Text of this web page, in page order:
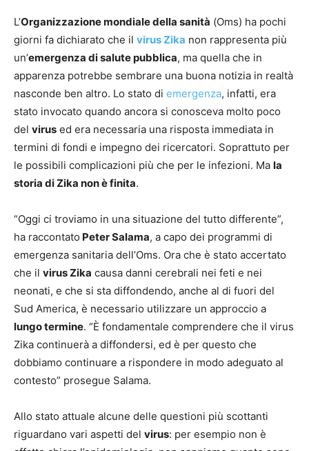
L’Organizzazione mondiale della sanità (Oms) ha pochi
giorni fa dichiarato che il virus Zika non rappresenta più
un’emergenza di salute pubblica, ma quella che in
apparenza potrebbe sembrare una buona notizia in realtà
nasconde ben altro. Lo stato di emergenza, infatti, era
stato invocato quando ancora si conosceva molto poco
del virus ed era necessaria una risposta immediata in
termini di fondi e impegno dei ricercatori. Soprattuto per
le possibili complicazioni più che per le infezioni. Ma la
storia di Zika non è finita.
“Oggi ci troviamo in una situazione del tutto differente”,
ha raccontato Peter Salama, a capo dei programmi di
emergenza sanitaria dell’Oms. Ora che è stato accertato
che il virus Zika causa danni cerebrali nei feti e nei
neonati, e che si sta diffondendo, anche al di fuori del
Sud America, è necessario utilizzare un approccio a
lungo termine. “È fondamentale comprendere che il virus
Zika continuerà a diffondersi, ed è per questo che
dobbiamo continuare a rispondere in modo adeguato al
contesto” prosegue Salama.
Allo stato attuale alcune delle questioni più scottanti
riguardano vari aspetti del virus: per esempio non è